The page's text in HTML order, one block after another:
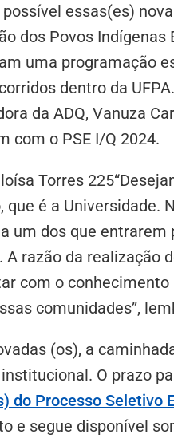
essas(es)
dos Povos Indígenas
uma programação
dentro da
da ADQ, Vanuza
com o PSE I/Q 2024.
é a Universidade.
um dos que
razão da realização
com o
comunidades”,
(os), a
O prazo
do Processo Seletivo
e segue disponível